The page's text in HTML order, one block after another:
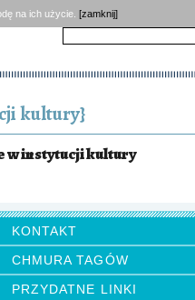
na ich użycie. [zamknij]
kultury}
w instytucji kultury
KONTAKT
CHMURA TAGÓW
PRZYDATNE LINKI